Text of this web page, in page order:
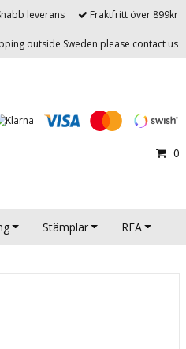
leverans Fraktfritt över 899kr
outside Sweden please contact us
0
Stämplar REA